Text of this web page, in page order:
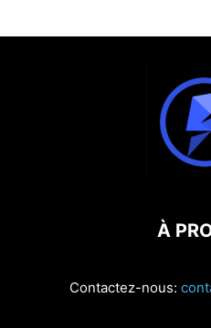
À
Contactez-nous: